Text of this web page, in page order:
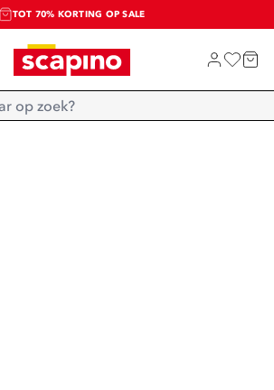
TOT 70% KORTING OP SALE
SALE: LAATSTE KANS!
SHOP NIEUW
Home